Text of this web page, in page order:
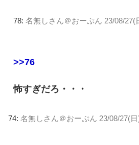
78: 名無しさん＠おーぷん 23/08/27(
>>76
怖すぎだろ・・・
74: 名無しさん＠おーぷん 23/08/27(